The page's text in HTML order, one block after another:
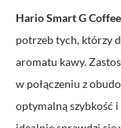
HarioSmart GCoffee
potrzeb tych, którzy
aromatu kawy.
w połączeniu z
optymalną szybkość